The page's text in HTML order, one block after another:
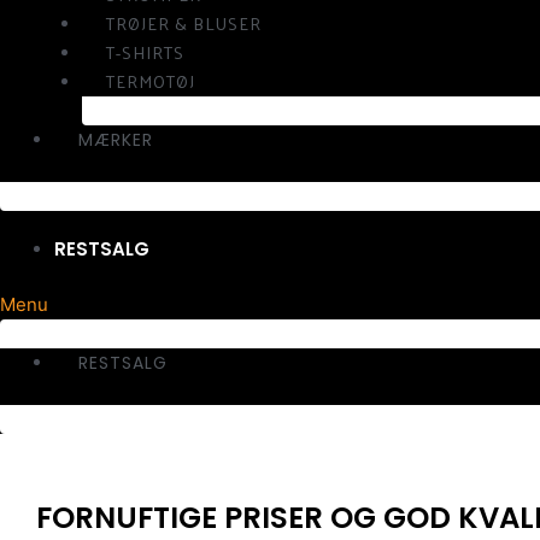
TRØJER & BLUSER
T-SHIRTS
TERMOTØJ
MÆRKER
RESTSALG
Menu
RESTSALG
FORNUFTIGE PRISER OG GOD